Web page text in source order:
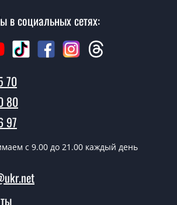
Лагуна?
дверей Лагуна - от 1600 грн.
нескольких часов, при
их на складе, либо на следующий
замерщика?
в социальных сетях:
70
80
97
c 9.00 до 21.00 каждый день